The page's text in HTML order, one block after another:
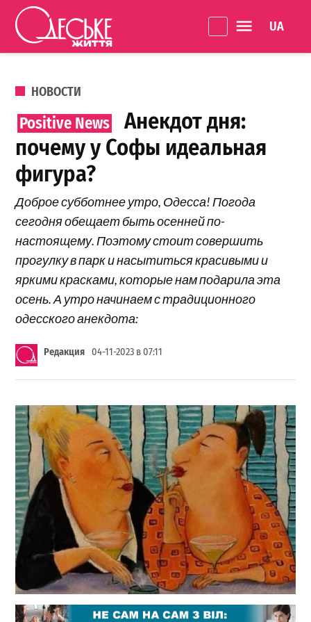
Перейти к содержанию
життя
ОПУБЛИКОВАНО В
НОВОСТИ
Анекдот дня:
почему у Софы идеальная
фигура?
Доброе субботнее утро, Одесса! Погода
сегодня обещает быть осенней по-
настоящему. Поэтому стоит совершить
прогулку в парк и насытиться красивыми и
яркими красками, которые нам подарила эта
осень. А утро начинаем с традиционного
одесского анекдота:
Редакция 04-11-2023 в 07:11